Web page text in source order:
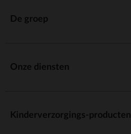
De groep
Onze diensten
Kinderverzorgings-producten